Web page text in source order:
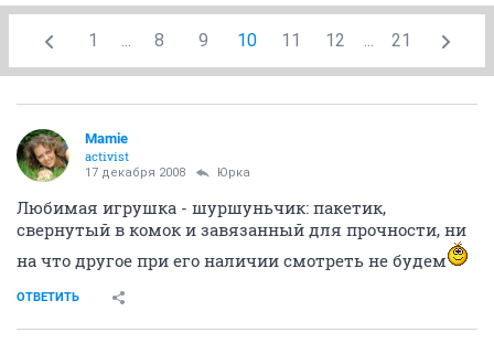
1 ... 8 9 10 11 12 ... 21
Mamie
activist
17 декабря 2008 Юрка
Любимая игрушка - шуршуньчик: пакетик,
свернутый в комок и завязанный для прочности, ни
на что другое при его наличии смотреть не будем
ОТВЕТИТЬ